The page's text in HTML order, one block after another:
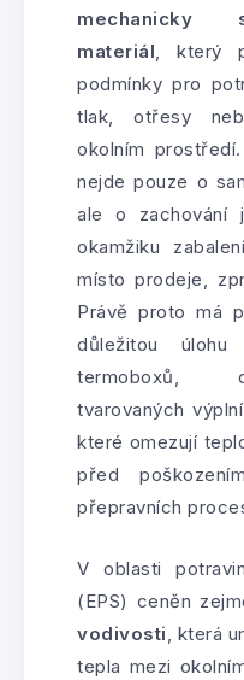
mechanicky
materiál, který
podmínky pro
tlak, otřesy
okolním
nejde pouze o
ale o zachování
okamžiku
místo prodeje,
Právě proto má
důležitou
termoboxů,
tvarovaných
které omezují
před
přepravních
V oblasti
(EPS) ceněn
vodivosti, která
tepla mezi